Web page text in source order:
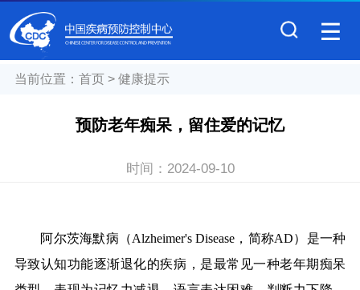
当前位置： 首页> 健康提示
预防老年痴呆，留住爱的记忆
时间： 2024-09-10
阿尔茨海默病（Alzheimer's Disease，简称AD）是一种
导致认知功能逐渐退化的疾病，是最常见一种老年期痴呆